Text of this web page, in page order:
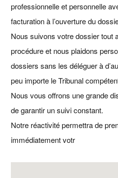
professionnelle et personnelle
facturation à l’ouverture du
Nous suivons votre dossier tout
procédure et nous plaidons
dossiers sans les déléguer à
peu importe le Tribunal
Nous vous offrons une grande
de garantir un suivi constant.
Notre réactivité permettra de
immédiatement votr